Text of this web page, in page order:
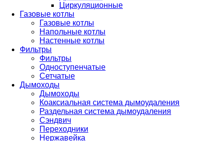
Циркуляционные
Газовые котлы
Газовые котлы
Напольные котлы
Настенные котлы
Фильтры
Фильтры
Одноступенчатые
Сетчатые
Дымоходы
Дымоходы
Коаксиальная система дымоудаления
Раздельная система дымоудаления
Сэндвич
Переходники
Нержавейка